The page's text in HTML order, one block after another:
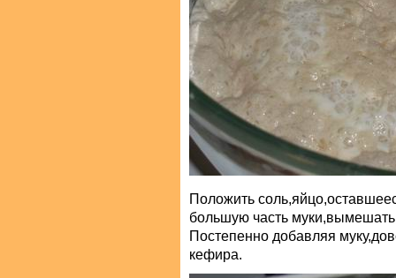
Положить
большую часть
Постепенно добавляя
кефира.